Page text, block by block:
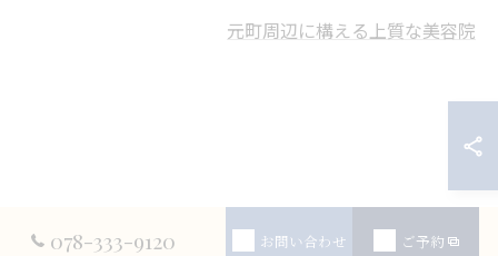
元町周辺に構える上質な美容院
078-333-9120 お問い合わせ ご予約